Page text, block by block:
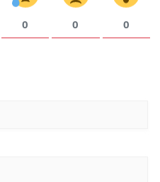
0 0 0